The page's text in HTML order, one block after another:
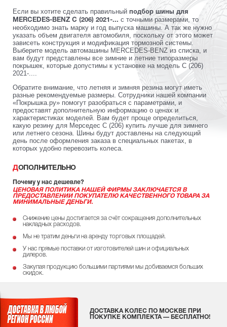
Если вы хотите сделать правильный подбор шины для
MERCEDES-BENZ C (206) 2021-... с точными размерами, то
необходимо знать марку и год выпуска машины. А так же нужно
указать объем двигателя автомобиля, поскольку от этого может
зависеть конструкция и модификация тормозной системы.
Выберите модель автомашины MERCEDES-BENZ из списка, и
вам будут представлены все зимние и летние типоразмеры
покрышек, которые допустимы к установке на модель C (206)
2021-....
Обратите внимание, что летняя и зимняя резина могут иметь
разные рекомендуемые размеры. Сотрудники нашей компании
«Покрышка.ру» помогут разобраться с параметрами, и
предоставят дополнительную информацию о ценах и
характеристиках моделей. Вам будет проще определиться,
какую резину для Мерседес C (206) купить лучше для зимнего
или летнего сезона. Шины будут доставлены на следующий
день после оформления заказа в специальных пакетах, в
которых удобно перевозить колеса.
ДОПОЛНИТЕЛЬНО
Почему у нас дешевле?
ЦЕНОВАЯ ПОЛИТИКА НАШЕЙ ФИРМЫ ЗАКЛЮЧАЕТСЯ В
ПРЕДОСТАВЛЕНИИ ПОКУПАТЕЛЮ КАЧЕСТВЕННОГО ТОВАРА ЗА
МИНИМАЛЬНЫЕ ДЕНЬГИ.
Снижение цены достигается за счёт сокращения дополнительных
накладных расходов.
Мы не тратим деньги на аренду торговых площадей.
У нас прямые поставки от изготовителей шин и официальных
дилеров.
Закупая продукцию большими партиями мы добиваемся больших
скидок.
ДОСТАВКА КОЛЕС ПО МОСКВЕ ПРИ
ПОКУПКЕ КОМПЛЕКТА — БЕСПЛАТНО!